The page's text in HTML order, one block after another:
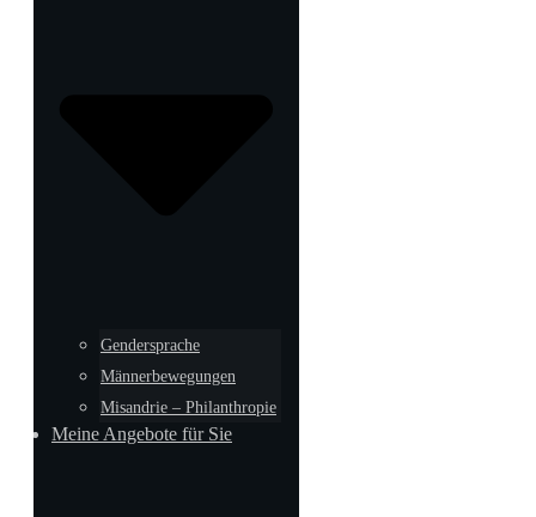
Gendersprache
Männerbewegungen
Misandrie – Philanthropie
Meine Angebote für Sie